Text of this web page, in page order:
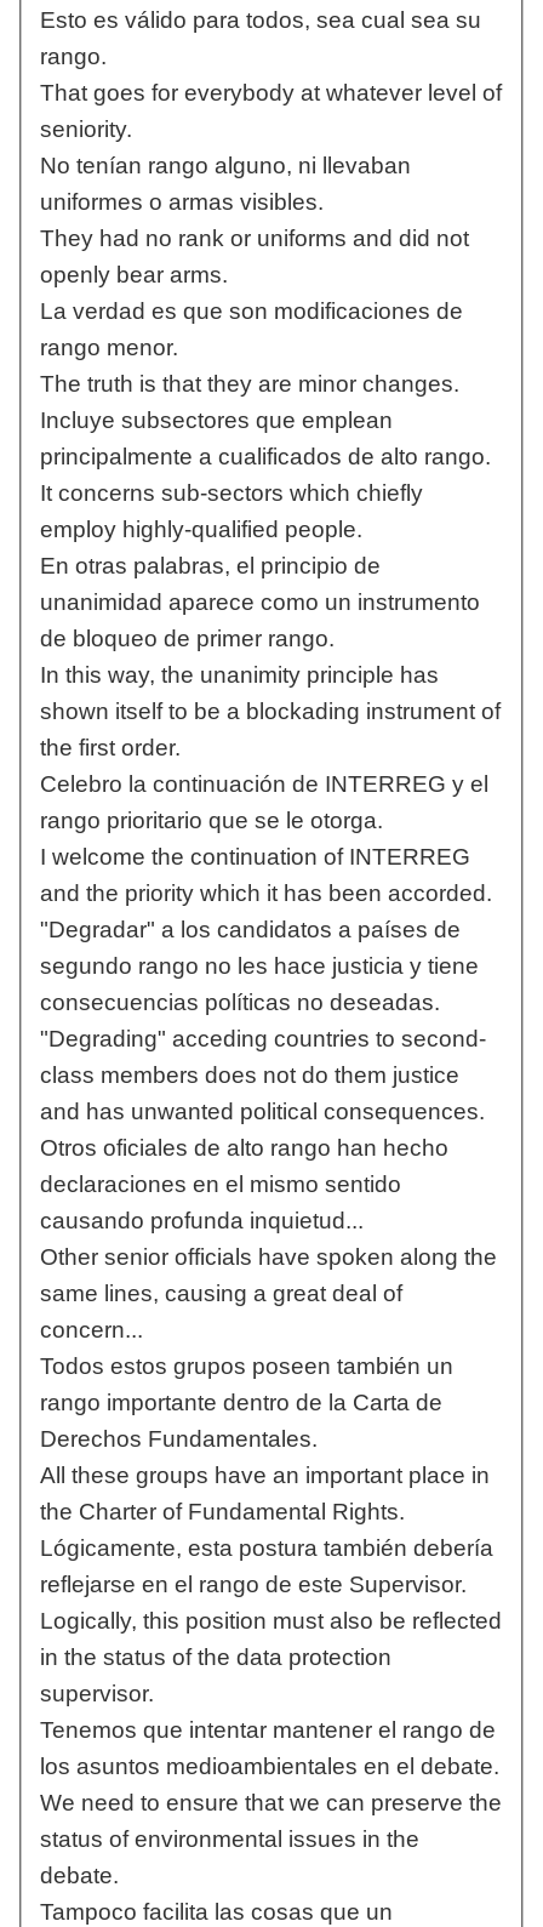
Esto es válido para todos, sea cual sea su
rango.
That goes for everybody at whatever level of
seniority.
No tenían rango alguno, ni llevaban
uniformes o armas visibles.
They had no rank or uniforms and did not
openly bear arms.
La verdad es que son modificaciones de
rango menor.
The truth is that they are minor changes.
Incluye subsectores que emplean
principalmente a cualificados de alto rango.
It concerns sub-sectors which chiefly
employ highly-qualified people.
En otras palabras, el principio de
unanimidad aparece como un instrumento
de bloqueo de primer rango.
In this way, the unanimity principle has
shown itself to be a blockading instrument of
the first order.
Celebro la continuación de INTERREG y el
rango prioritario que se le otorga.
I welcome the continuation of INTERREG
and the priority which it has been accorded.
"Degradar" a los candidatos a países de
segundo rango no les hace justicia y tiene
consecuencias políticas no deseadas.
"Degrading" acceding countries to second-
class members does not do them justice
and has unwanted political consequences.
Otros oficiales de alto rango han hecho
declaraciones en el mismo sentido
causando profunda inquietud...
Other senior officials have spoken along the
same lines, causing a great deal of
concern...
Todos estos grupos poseen también un
rango importante dentro de la Carta de
Derechos Fundamentales.
All these groups have an important place in
the Charter of Fundamental Rights.
Lógicamente, esta postura también debería
reflejarse en el rango de este Supervisor.
Logically, this position must also be reflected
in the status of the data protection
supervisor.
Tenemos que intentar mantener el rango de
los asuntos medioambientales en el debate.
We need to ensure that we can preserve the
status of environmental issues in the
debate.
Tampoco facilita las cosas que un